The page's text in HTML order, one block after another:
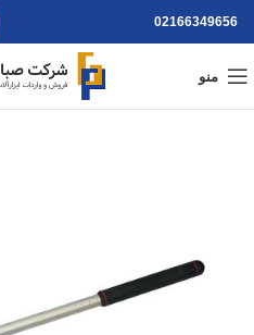
02166349656
منو